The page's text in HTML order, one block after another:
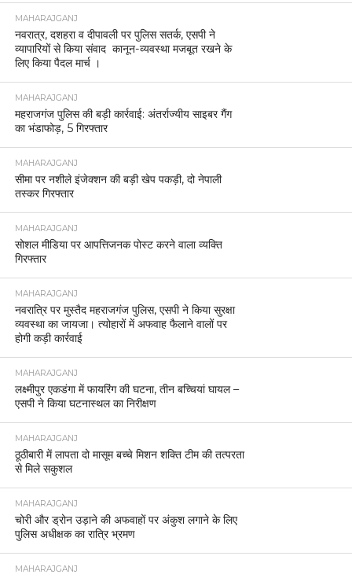
MAHARAJGANJ
नवरात्र, दशहरा व दीपावली पर पुलिस सतर्क, एसपी ने
व्यापारियों से किया संवाद कानून-व्यवस्था मजबूत रखने के
लिए किया पैदल मार्च ।
MAHARAJGANJ
महराजगंज पुलिस की बड़ी कार्रवाई: अंतर्राज्यीय साइबर गैंग
का भंडाफोड़, 5 गिरफ्तार
MAHARAJGANJ
सीमा पर नशीले इंजेक्शन की बड़ी खेप पकड़ी, दो नेपाली
तस्कर गिरफ्तार
MAHARAJGANJ
सोशल मीडिया पर आपत्तिजनक पोस्ट करने वाला व्यक्ति
गिरफ्तार
MAHARAJGANJ
नवरात्रि पर मुस्तैद महराजगंज पुलिस, एसपी ने किया सुरक्षा
व्यवस्था का जायजा। त्योहारों में अफवाह फैलाने वालों पर
होगी कड़ी कार्रवाई
MAHARAJGANJ
लक्ष्मीपुर एकडंगा में फायरिंग की घटना, तीन बच्चियां घायल –
एसपी ने किया घटनास्थल का निरीक्षण
MAHARAJGANJ
ठूठीबारी में लापता दो मासूम बच्चे मिशन शक्ति टीम की तत्परता
से मिले सकुशल
MAHARAJGANJ
चोरी और ड्रोन उड़ाने की अफवाहों पर अंकुश लगाने के लिए
पुलिस अधीक्षक का रात्रि भ्रमण
MAHARAJGANJ